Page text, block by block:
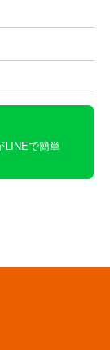
LINEで簡単